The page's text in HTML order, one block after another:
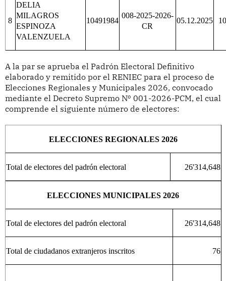
8
DELIA
MILAGROS
ESPINOZA
VALENZUELA
10491984
008-2025-2026-
CR
05.12.2025
A la par se aprueba el Padrón Electoral Definitivo
elaborado y remitido por el RENIEC para el proceso de
Elecciones Regionales y Municipales 2026, convocado
mediante el Decreto Supremo Nº 001-2026-PCM, el cual
comprende el siguiente número de electores:
ELECCIONES REGIONALES 2026
Total de electores del padrón electoral 26'314,648
ELECCIONES MUNICIPALES 2026
Total de electores del padrón electoral 26'314,648
Total de ciudadanos extranjeros inscritos 76